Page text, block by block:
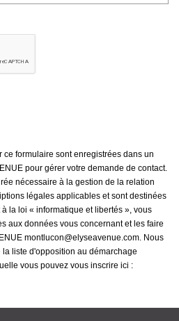
formulaire sont enregistrées dans un
pour gérer votre demande de contact.
nécessaire à la gestion de la relation
légales applicables et sont destinées
la loi « informatique et libertés », vous
aux données vous concernant et les faire
montlucon@elyseavenue.com. Nous
liste d'opposition au démarchage
vous pouvez vous inscrire ici :